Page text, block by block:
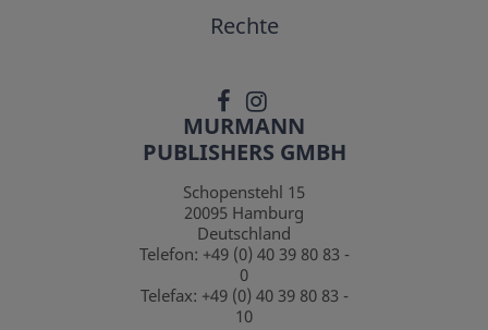
Rechte
MURMANN
PUBLISHERS GMBH
Schopenstehl 15
20095 Hamburg
Deutschland
Telefon: +49 (0) 40 39 80 83 -
0
Telefax: +49 (0) 40 39 80 83 -
10